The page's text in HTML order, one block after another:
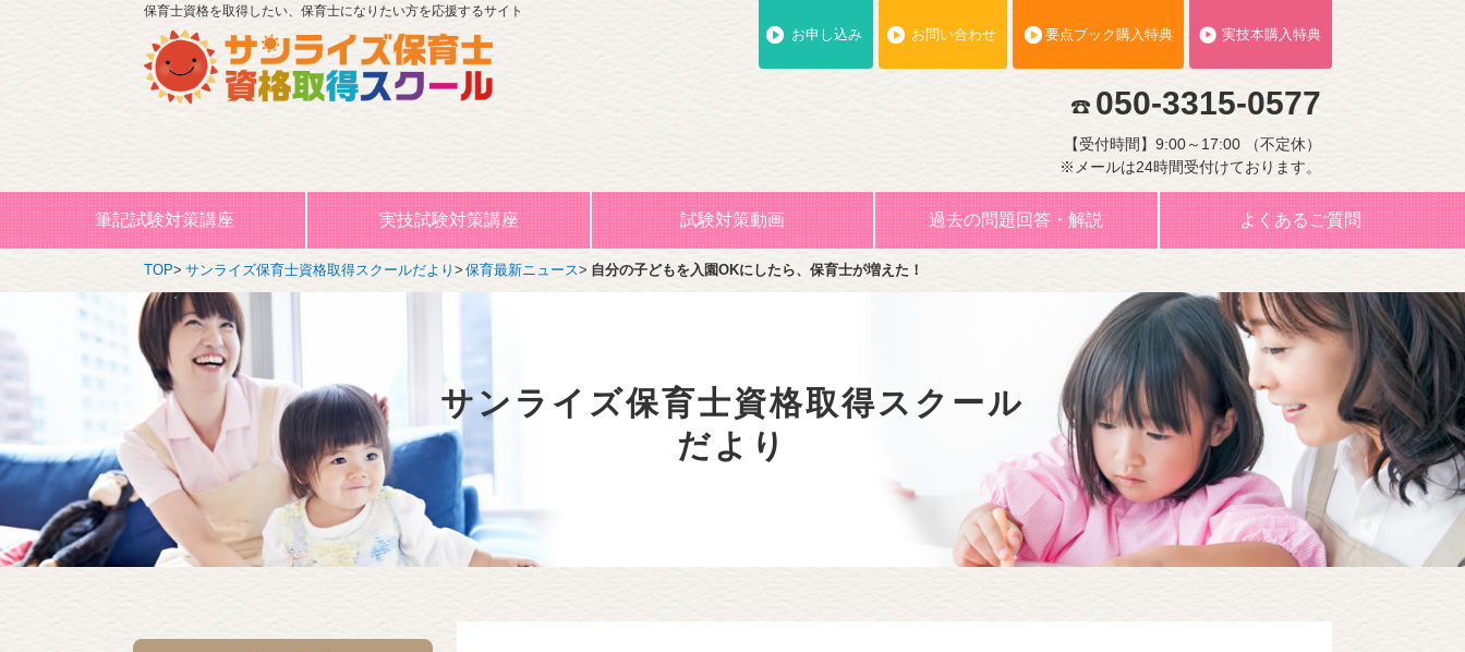
保育士資格を取得したい、保育士になりたい方を応援するサイト
お申し込み お問い合わせ 要点ブック購入特典 実技本購入特典
050-3315-0577
【受付時間】9:00～17:00 （不定休）
※メールは24時間受付けております。
筆記試験対策講座 実技試験対策講座 試験対策動画 過去の問題回答・解説 よくあるご質問
TOP サンライズ保育士資格取得スクールだより 保育最新ニュース 自分の子どもを入園OKにしたら、保育士が増えた！
サンライズ保育士資格取得スクール
だより